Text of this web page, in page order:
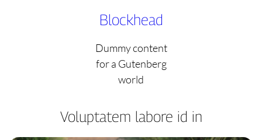
Blockhead
Dummy content
for a Gutenberg
world
Voluptatem labore id in